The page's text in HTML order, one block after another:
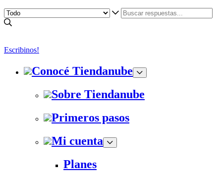
Escribinos!
Conocé Tiendanube
Sobre Tiendanube
Primeros pasos
Mi cuenta
Planes